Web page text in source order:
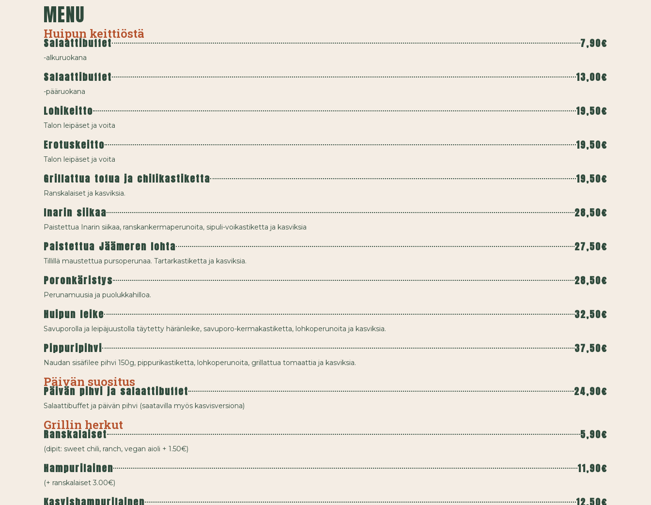
MENU
Huipun keittiöstä
Salaattibuffet 7,90€
-alkuruokana
Salaattibuffet 13,00€
-pääruokana
Lohikeitto 19,50€
Talon leipäset ja voita
Erotuskeitto 19,50€
Talon leipäset ja voita
Grillattua tofua ja chilikastiketta 19,50€
Ranskalaiset ja kasviksia.
Inarin siikaa 28,50€
Paistettua Inarin siikaa, ranskankermaperunoita, sipuli-voikastiketta ja kasviksia
Paistettua Jäämeren lohta 27,50€
Tillillä maustettua pursoperunaa. Tartarkastiketta ja kasviksia.
Poronkäristys 28,50€
Perunamuusia ja puolukkahilloa.
Huipun leike 32,50€
Savuporolla ja leipäjuustolla täytetty häränleike, savuporo-kermakastiketta, lohkoperunoita ja kasviksia.
Pippuripihvi 37,50€
Naudan sisäfilee pihvi 150g, pippurikastiketta, lohkoperunoita, grillattua tomaattia ja kasviksia.
Päivän suositus
Päivän pihvi ja salaattibuffet 24,90€
Salaattibuffet ja päivän pihvi (saatavilla myös kasvisversiona)
Grillin herkut
Ranskalaiset 5,90€
(dipit: sweet chili, ranch, vegan aioli + 1.50€)
Hampurilainen 11,90€
(+ ranskalaiset 3.00€)
Kasvishampurilainen 12,50€